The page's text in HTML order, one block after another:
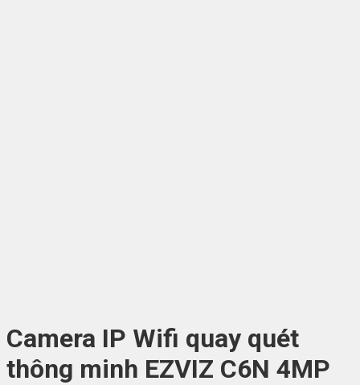
Camera IP Wifi quay quét
thông minh EZVIZ C6N 4MP